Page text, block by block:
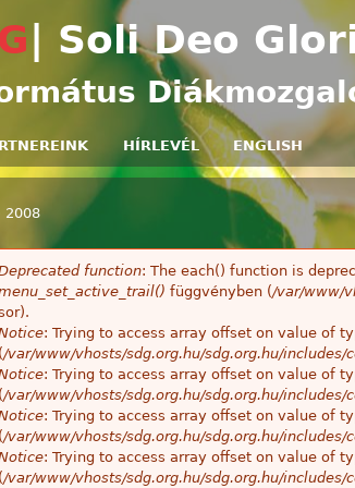
| Soli Deo
HÍRLEVÉL ENGLISH
hely
2008
function: The each() function is
függvényben (/var/www/
: Trying to access array offset on value of
(/var/www/vhosts/sdg.org.hu/sdg.org.hu/includes/
: Trying to access array offset on value of
(/var/www/vhosts/sdg.org.hu/sdg.org.hu/includes/
: Trying to access array offset on value of
(/var/www/vhosts/sdg.org.hu/sdg.org.hu/includes/
: Trying to access array offset on value of
(/var/www/vhosts/sdg.org.hu/sdg.org.hu/includes/